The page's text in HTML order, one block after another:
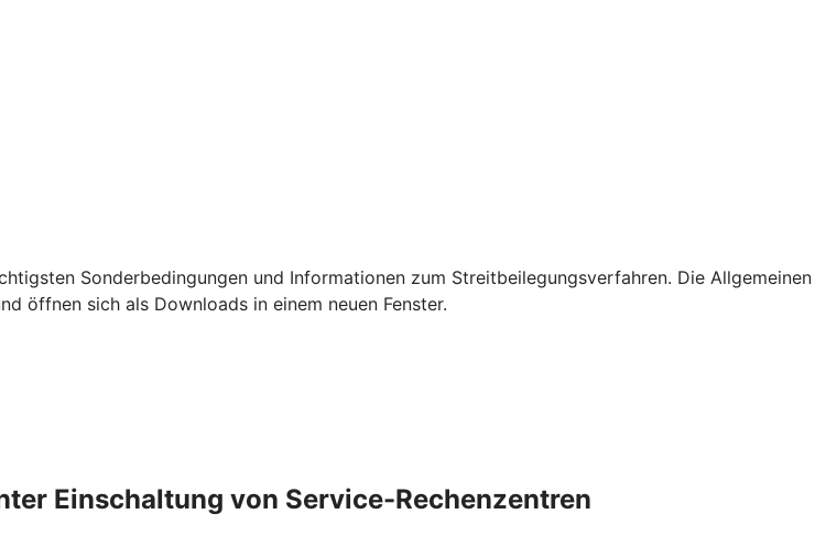
Sonderbedingungen und Informationen zum Streitbeilegungsverfahren. Die Allgemeinen
öffnen sich als Downloads in einem neuen Fenster.
Einschaltung von Service-Rechenzentren